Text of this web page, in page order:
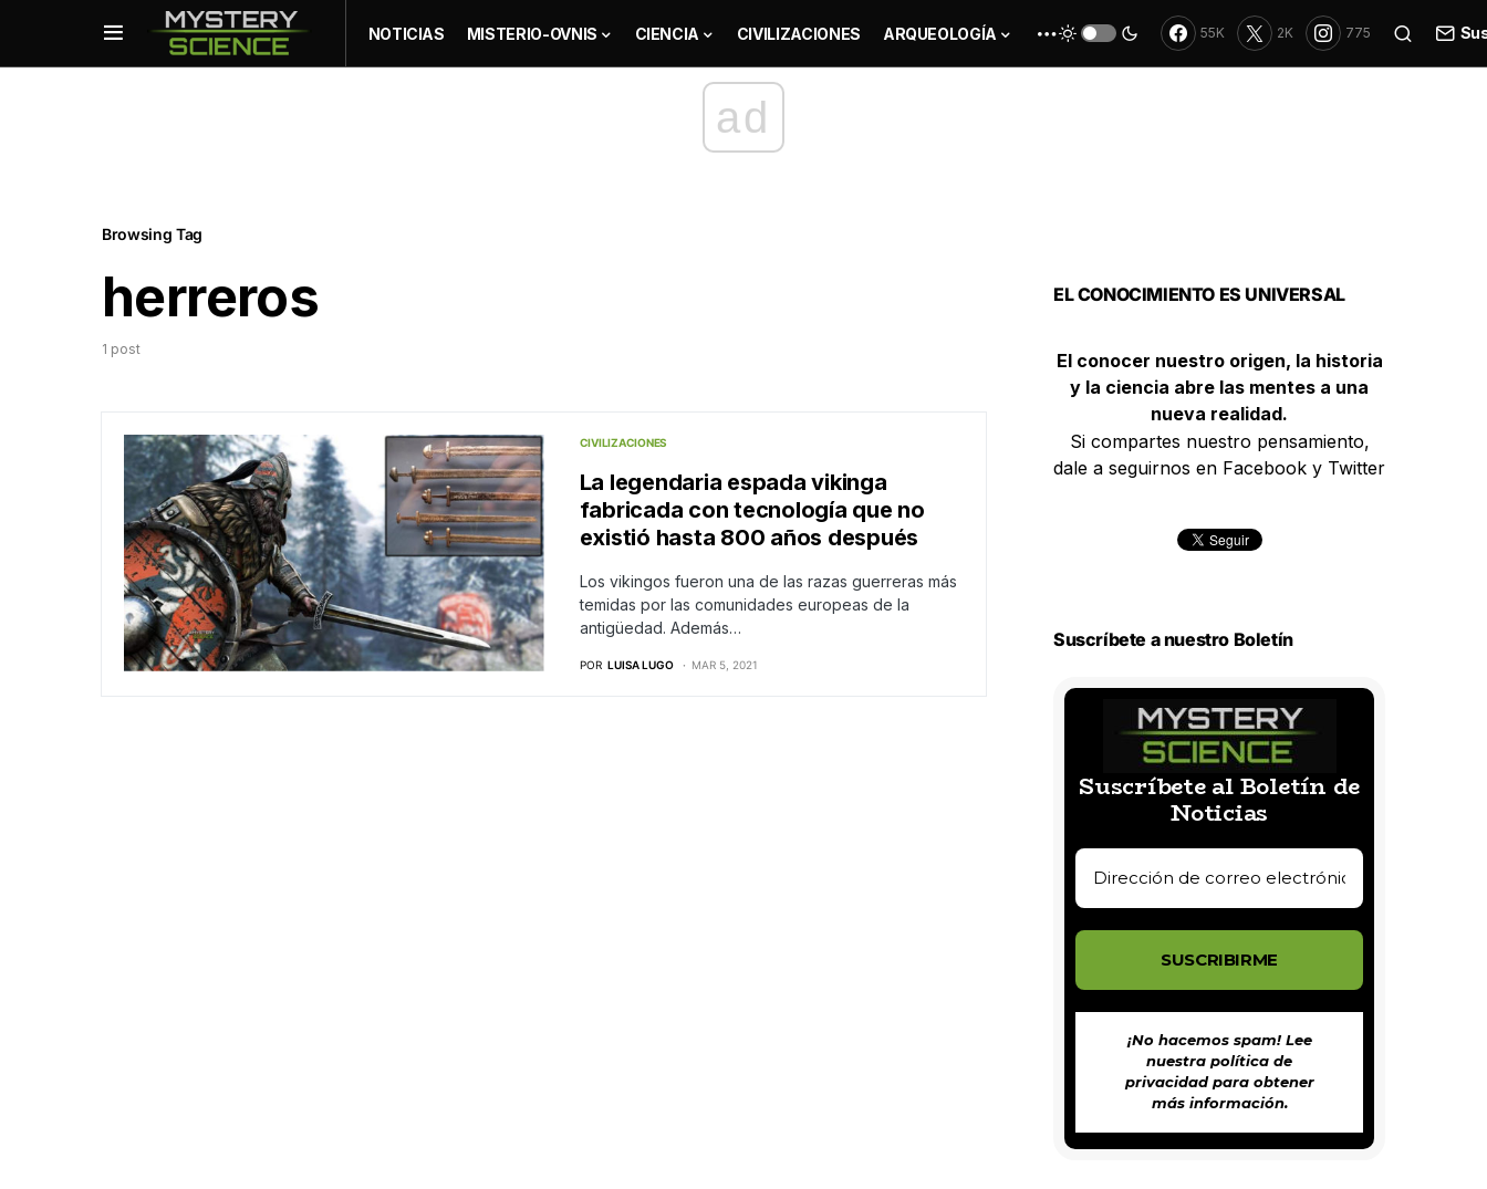
NOTICIAS MISTERIO-OVNIS CIENCIA CIVILIZACIONES ARQUEOLOGÍA 55K 2K 775
ad
Browsing Tag
herreros
1 post
CIVILIZACIONES
La legendaria espada vikinga
fabricada con tecnología que no
existió hasta 800 años después
Los vikingos fueron una de las razas guerreras más
temidas por las comunidades europeas de la
antigüedad. Además…
POR LUISA LUGO MAR 5, 2021
EL CONOCIMIENTO ES UNIVERSAL
El conocer nuestro origen, la historia
y la ciencia abre las mentes a una
nueva realidad.
Si compartes nuestro pensamiento,
dale a seguirnos en Facebook y Twitter
Suscríbete a nuestro Boletín
Suscríbete al Boletín de
Noticias
¡No hacemos spam! Lee
nuestra política de
privacidadpara obtener
más información.